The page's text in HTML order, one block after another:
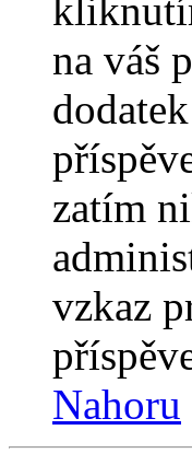
na váš
zatím
vzkaz
Nahoru